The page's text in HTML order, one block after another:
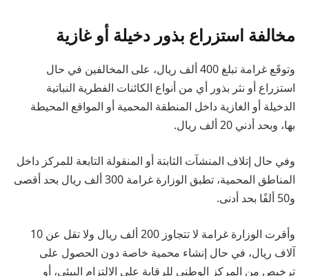
مخالفة استزراع بذور دخيلة أو غازية
وتوقَع غرامة تبلغ 400 ألف ريال، على المخالفين في حال
استزراع أو نثر بذور أي من أنواع الكائنات الفطرية النباتية
الدخيلة أو الغازية داخل المنطقة المحمية أو المواقع المحيطة
بها، وبحد أدني 20 ألف ريال.
وفي حال إتلاف المنشآت الثابتة أو المنقولة التابعة للمركز داخل
المناطق المحمية، تطبق الوزارة غرامة 300 ألف ريال بحد أقصى
و50 ألفًا بحد أدنى.
وأقرت الوزارة غرامة لا تتجاوز 200 ألف ريال ولا تقل عن 10
آلاف ريال، في حال إنشاء محمية خاصة دون الحصول على
ترخيص من المركز الوطني للرقابة على الالتزام البيئي، أو